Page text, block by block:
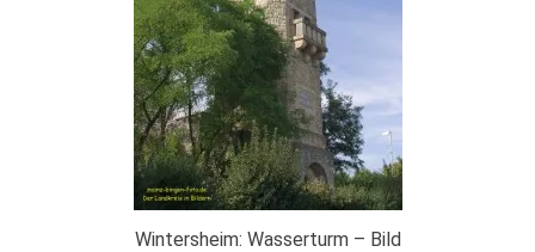
Wintersheim: Wasserturm – Bild